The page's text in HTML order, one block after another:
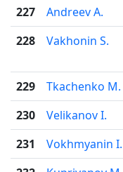
227
Andreev A.
228
Vakhonin S.
229
Tkachenko M.
230
Velikanov I.
231
Vokhmyanin I.